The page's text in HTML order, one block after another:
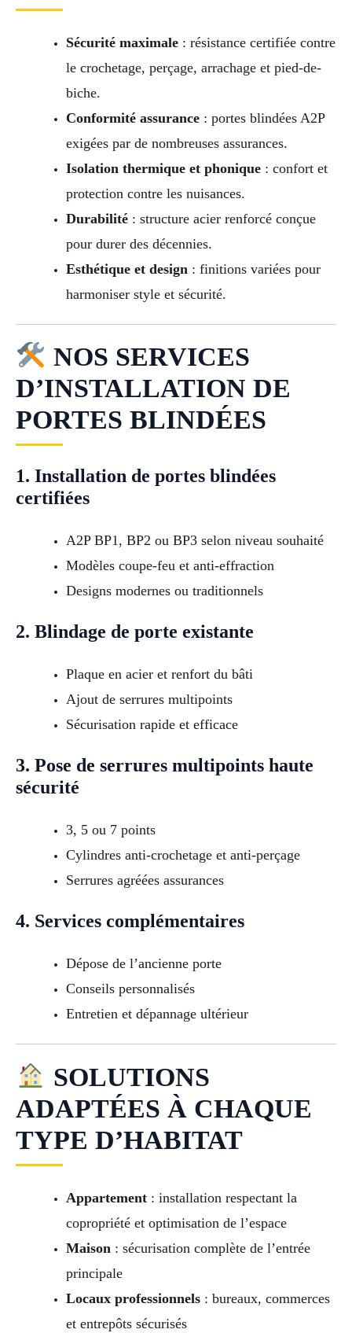
Sécurité maximale: résistance certifiée contre
le crochetage, perçage, arrachage et pied-de-
biche.
Conformité assurance: portes blindées A2P
exigées par de nombreuses assurances.
Isolation thermique et phonique: confort et
protection contre les nuisances.
Durabilité: structure acier renforcé conçue
pour durer des décennies.
Esthétique et design : finitions variées pour
harmoniser style et sécurité.
NOS SERVICES
D’INSTALLATION DE
PORTES BLINDÉES
1. Installation de portes blindées
certifiées
A2P BP1, BP2 ou BP3 selon niveau souhaité
Modèles coupe-feu et anti-effraction
Designs modernes ou traditionnels
2. Blindage de porte existante
Plaque en acier et renfort du bâti
Ajout de serrures multipoints
Sécurisation rapide et efficace
3. Pose de serrures multipoints haute
sécurité
3, 5 ou 7 points
Cylindres anti-crochetage et anti-perçage
Serrures agréées assurances
4. Services complémentaires
Dépose de l’ancienne porte
Conseils personnalisés
Entretien et dépannage ultérieur
SOLUTIONS
ADAPTÉES À CHAQUE
TYPE D’HABITAT
Appartement: installation respectant la
copropriété et optimisation de l’espace
Maison : sécurisation complète de l’entrée
principale
Locaux professionnels: bureaux, commerces
et entrepôts sécurisés